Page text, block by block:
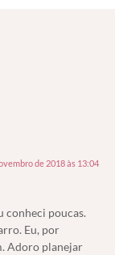
de 2018 às 13:04
conheci poucas.
Eu, por
Adoro planejar